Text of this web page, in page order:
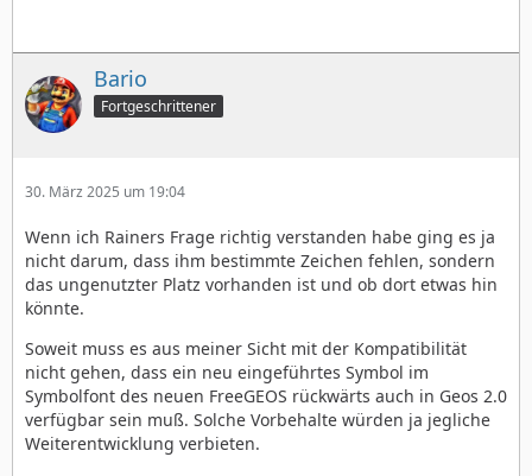
Bario
Fortgeschrittener
30. März 2025 um 19:04
Wenn ich Rainers Frage richtig verstanden habe ging es ja
nicht darum, dass ihm bestimmte Zeichen fehlen, sondern
das ungenutzter Platz vorhanden ist und ob dort etwas hin
könnte.
Soweit muss es aus meiner Sicht mit der Kompatibilität
nicht gehen, dass ein neu eingeführtes Symbol im
Symbolfont des neuen FreeGEOS rückwärts auch in Geos 2.0
verfügbar sein muß. Solche Vorbehalte würden ja jegliche
Weiterentwicklung verbieten.